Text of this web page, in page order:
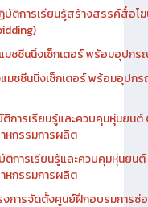
ปฏิบัติการเรียนรู้สร้างสรรค์
ติการเรียนรู้สร้างสรรค์สื่อโ
มชชีนนิ่งเซ็กเตอร์ พร้อมอุปก
ชชีนนิ่งเซ็กเตอร์ พร้อมอุปก
การเรียนรู้และควบคุมหุ่นยน
หกรรมการผลิต
การเรียนรู้และควบคุมหุ่นยน
หกรรมการผลิต